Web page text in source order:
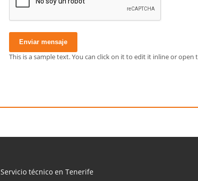
Enviar mensaje
This is a sample text. You can click on it to edit it inline or
Servicio técnico en Tenerife